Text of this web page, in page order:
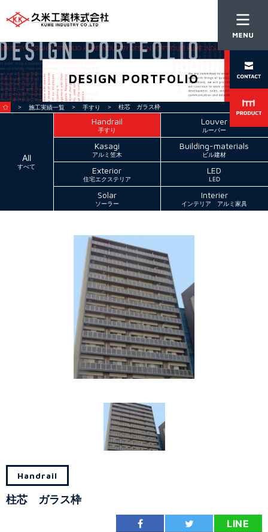
DESIGN PORTFOLIO
＞ 施工実績一覧 ＞ 手すり ＞ 柱芯 ガラス枠
All
すべて
Handrail
手すり
Louver
ルーバー
Kasagi
アルミ笠木
Building-materials
ビル建材
Exterior
住宅エクステリア
LED
LED
Solar
ソーラー
Interier
インテリア アルミ家具
Handrail
柱芯 ガラス枠
LINE